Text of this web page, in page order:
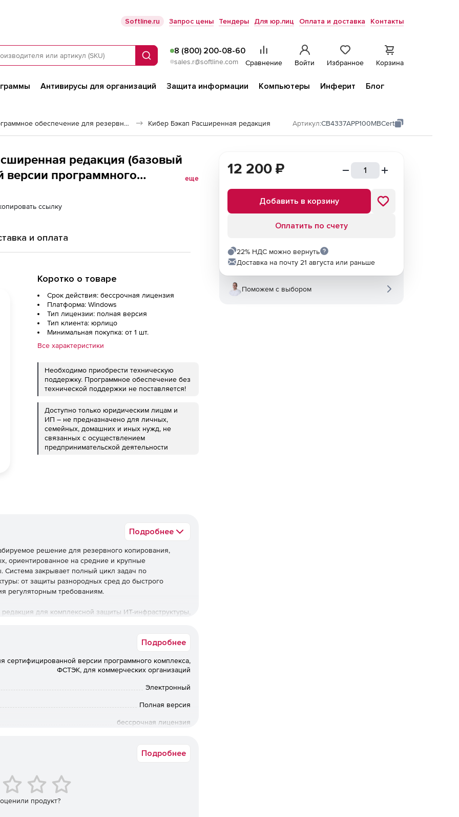
Softline.ru Запрос цены Тендеры Для юр.лиц Оплата и доставка Контакты
Поиск
8 (800) 200-08-60
sales.r@softline.com Сравнение Войти Избранное Корзина
Антивирусы для организаций Защита информации Компьютеры Инферит
Блог
Программное обеспечение для резервного копирования Кибер Бэкап Расширенная редакция Артикул:CB4337АPP100MBCert
редакция (базовый
версии программного
организаций), для 100
еще
ссылку
и оплата
Коротко о товаре
Срок действия: бессрочная лицензия
Платформа: Windows
Тип лицензии: полная версия
Тип клиента: юрлицо
Минимальная покупка: от 1 шт.
Все характеристики
Необходимо приобрести техническую
поддержку. Программное обеспечение без
технической поддержки не поставляется!
Доступно только юридическим лицам и
ИП – не предназначено для личных,
семейных, домашних и иных нужд, не
связанных с осуществлением
предпринимательской деятельности
Подробнее
решение для резервного копирования,
ориентированное на средние и крупные
Система закрывает полный цикл задач по
от защиты разнородных сред до быстрого
регуляторным требованиям.
для комплексной защиты ИТ-инфраструктуры,
поддержку.
технической поддержки не
и трансформируемых инфраструктур, в том числе в
Поддерживаются локальные диски (в том числе
репликация и распределение копий между
Подробнее
сертифицированной версии программного комплекса,
ФСТЭК, для коммерческих организаций
Электронный
Полная версия
бессрочная лицензия
Подробнее
продукт?
12 200 ₽
Добавить в корзину
Оплатить по счету
22% НДС можно вернуть
Доставка на почту 21 августа или раньше
Поможем с выбором